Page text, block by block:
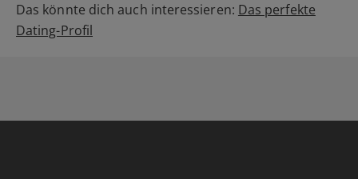
Das könnte dich auch interessieren: Das perfekte
Dating-Profil